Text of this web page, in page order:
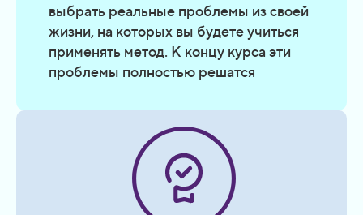
выбрать реальные проблемы из своей
жизни, на которых вы будете учиться
применять метод. К концу курса эти
проблемы полностью решатся